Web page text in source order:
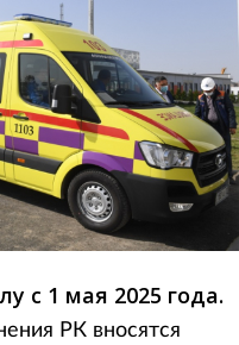
с 1 мая 2025 года.
РК вносятся